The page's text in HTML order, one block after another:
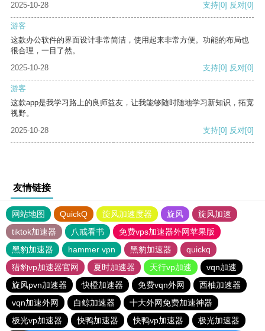
2025-10-28
支持[0] 反对[0]
游客
这款办公软件的界面设计非常简洁，使用起来非常方便。功能的布局也
很合理，一目了然。
2025-10-28
支持[0] 反对[0]
游客
这款app是我学习路上的良师益友，让我能够随时随地学习新知识，拓宽
视野。
2025-10-28
支持[0] 反对[0]
友情链接
网站地图 QuickQ 旋风加速度器 旋风
旋风加速
tiktok加速器
八戒看书
免费vps加速器外网苹果版
黑豹加速器
hammer vpn 黑豹加速器
quickq
猎豹vp加速器官网
夏时加速器 天行vp加速
vqn加速
旋风pvn加速器
快橙加速器 免费vqn外网
西柚加速器
vqn加速外网
白鲸加速器
十大外网免费加速神器
极光vp加速器
快鸭加速器 快鸭vp加速器 极光加速器